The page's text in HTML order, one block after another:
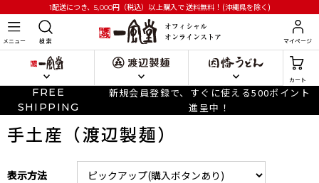
1配送につき、5,000円 （税込）以上購入で送料無料！(沖縄県を除く)
メニュー 検 索 マイページ
カート
FREE
SHIPPING
新規会員登録で、すぐに使える500ポイント
進呈中！
手土産（渡辺製麺）
表示方法